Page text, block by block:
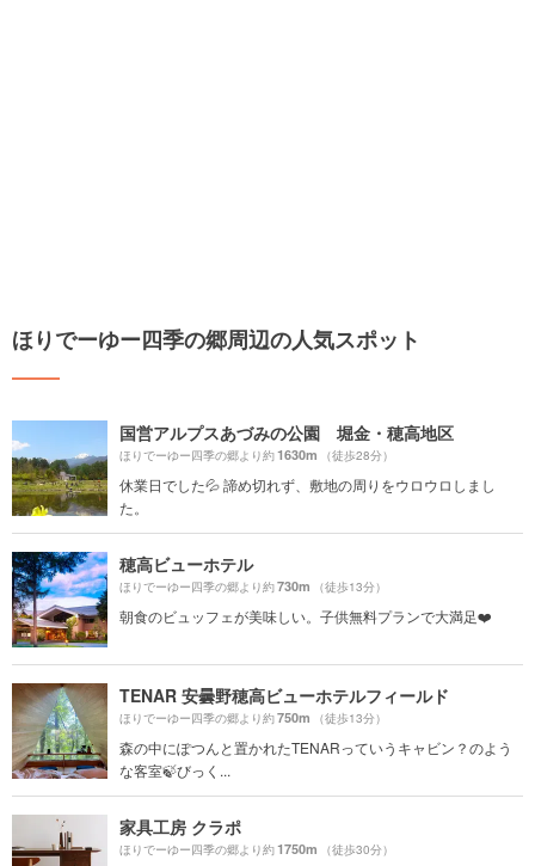
ほりでーゆー四季の郷周辺の人気スポット
国営アルプスあづみの公園 堀金・穂高地区
ほりでーゆー四季の郷より約1630m （徒歩28分）
休業日でした💦 諦め切れず、敷地の周りをウロウロしまし
た。
穂高ビューホテル
ほりでーゆー四季の郷より約730m （徒歩13分）
朝食のビュッフェが美味しい。子供無料プランで大満足❤️
TENAR 安曇野穂高ビューホテルフィールド
ほりでーゆー四季の郷より約750m （徒歩13分）
森の中にぽつんと置かれたTENARっていうキャビン？のよう
な客室🍃びっく...
家具工房 クラポ
ほりでーゆー四季の郷より約1750m （徒歩30分）